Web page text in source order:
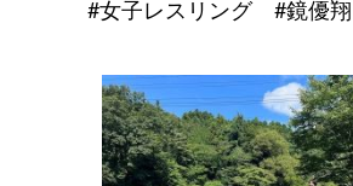
#女子レスリング #鏡優翔